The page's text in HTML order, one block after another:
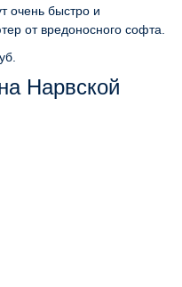
очень быстро и
от вредоносного софта.
Нарвской